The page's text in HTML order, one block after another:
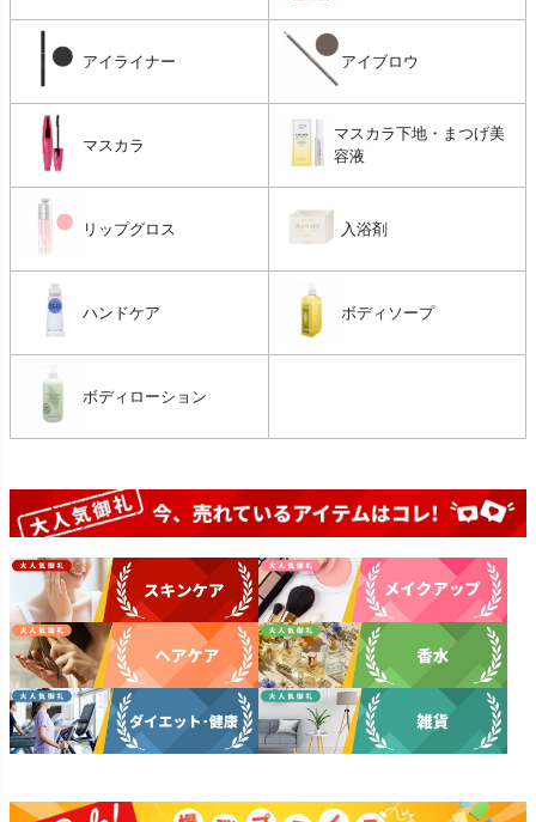
アイライナー アイブロウ
マスカラ
マスカラ下地・まつげ美
容液
リップグロス 入浴剤
ハンドケア ボディソープ
ボディローション